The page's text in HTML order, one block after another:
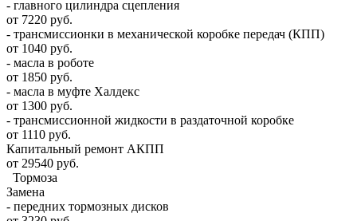
- главного цилиндра сцепления
от 7220 руб.
- трансмиссионки в механической коробке передач (КПП)
от 1040 руб.
- масла в роботе
от 1850 руб.
- масла в муфте Халдекс
от 1300 руб.
- трансмиссионной жидкости в раздаточной коробке
от 1110 руб.
Капитальный ремонт АКПП
от 29540 руб.
Тормоза
Замена
- передних тормозных дисков